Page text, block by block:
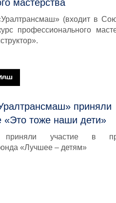
мастерства
(входит в
профессионального
приняли
«Это тоже наши дети»
приняли участие в
«Лучшее – детям»